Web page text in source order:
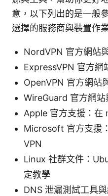
意，以下列出的是一般
選擇的服務商與裝置作
NordVPN 官方網站
ExpressVPN 官方網
OpenVPN 官方網站
WireGuard 官方網站
Apple 官方支援：在
Microsoft 官方支援
VPN
Linux 社群文件：
定教學
DNS 泄漏測試工具